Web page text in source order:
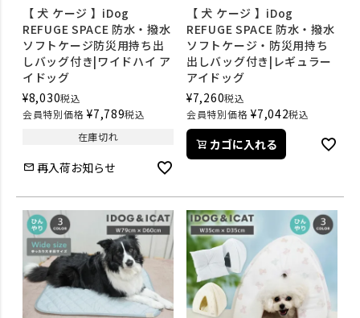
【 犬 ケージ 】iDog
REFUGE SPACE 防水・撥水
ソフトケージ防災用持ち出
しバッグ付き|ワイドハイ ア
イドッグ
¥8,030税込
会員特別価格 ¥7,789税込
在庫切れ
再入荷お知らせ
【 犬 ケージ 】iDog
REFUGE SPACE 防水・撥水
ソフトケージ・防災用持ち
出しバッグ付き|レギュラー
アイドッグ
¥7,260税込
会員特別価格 ¥7,042税込
カゴに入れる